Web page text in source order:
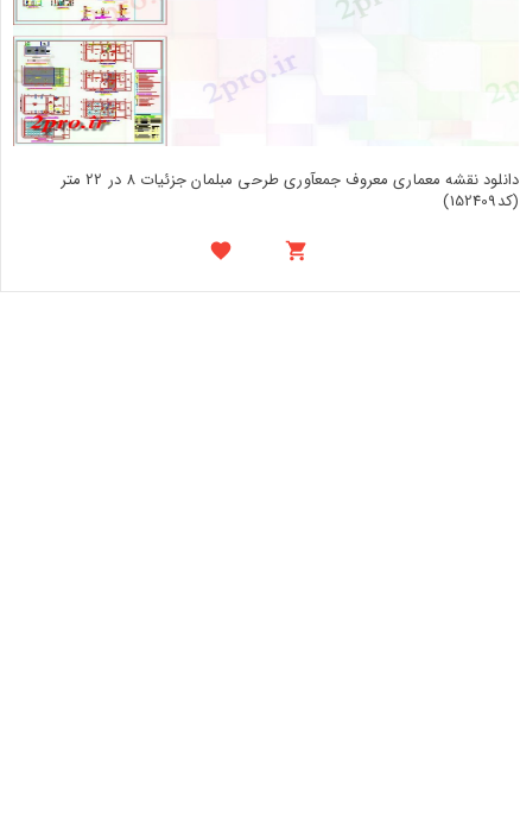
دانلود نقشه معماری معروف جمعآوری طرحی مبلمان جزئیات 8 در 22 متر
(کد152409)